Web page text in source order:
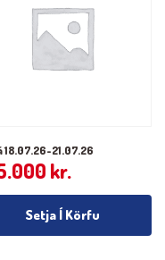
18.07.26-21.07.26
kr.
Setja Í Körfu